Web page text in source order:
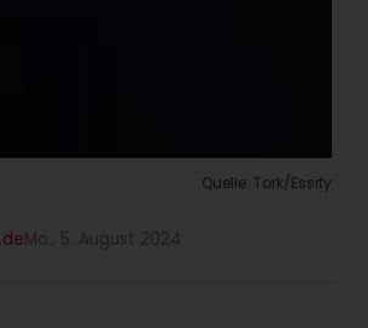
Quelle: Tork/Essity
Mo., 5. August 2024